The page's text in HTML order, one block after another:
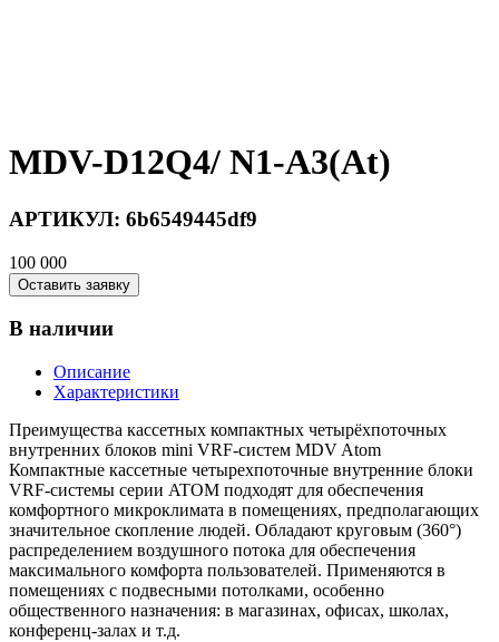
MDV-D12Q4/ N1-A3(At)
АРТИКУЛ: 6b6549445df9
100 000
Оставить заявку
В наличии
Описание
Характеристики
Преимущества кассетных компактных четырёхпоточных
внутренних блоков mini VRF-систем MDV Atom
Компактные кассетные четырехпоточные внутренние блоки
VRF-системы серии ATOM подходят для обеспечения
комфортного микроклимата в помещениях, предполагающих
значительное скопление людей. Обладают круговым (360°)
распределением воздушного потока для обеспечения
максимального комфорта пользователей. Применяются в
помещениях с подвесными потолками, особенно
общественного назначения: в магазинах, офисах, школах,
конференц-залах и т.д.